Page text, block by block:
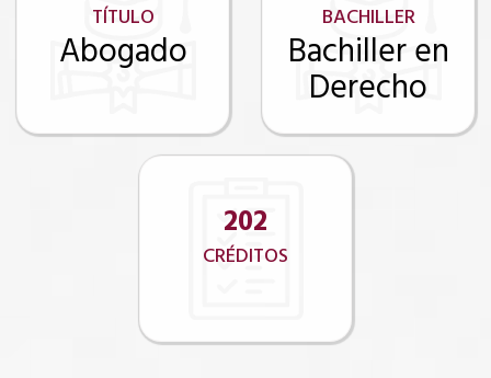
TÍTULO
Abogado
BACHILLER
Bachiller en
Derecho
202
CRÉDITOS